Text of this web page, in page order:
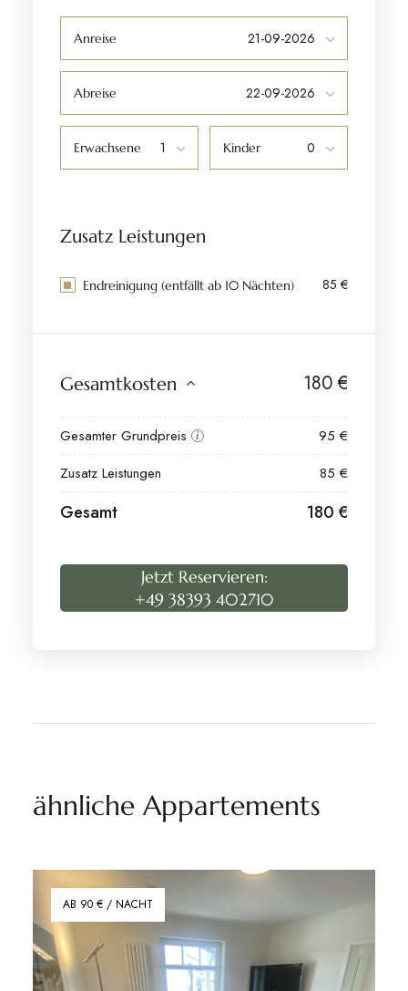
Anreise
Abreise
Erwachsene Kinder
Zusatz Leistungen
Endreinigung (entfällt ab 10 Nächten) 85 €
Gesamtkosten 180€
Gesamter Grundpreis i
95 €
Zusatz Leistungen
85 €
Gesamt 180 €
Jetzt Reservieren:
+49 38393 402710
ähnliche Appartements
AB 90 € / NACHT